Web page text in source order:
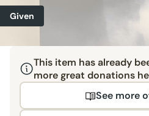
Given
This item has already
more great donations
See more